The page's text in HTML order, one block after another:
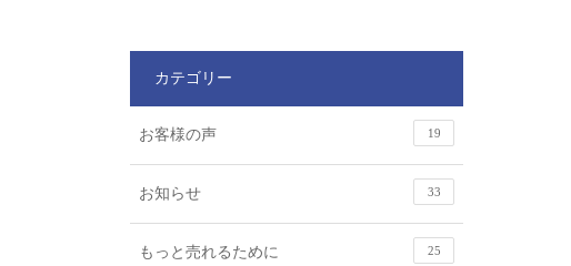
カテゴリー
お客様の声 19
お知らせ 33
もっと売れるために 25